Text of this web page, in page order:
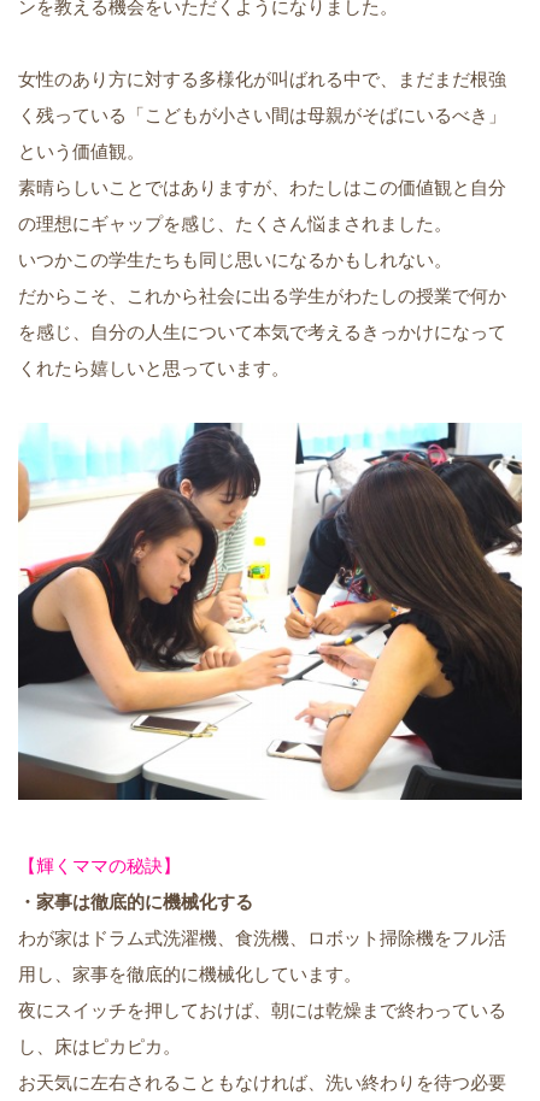
ンを教える機会をいただくようになりました。
女性のあり方に対する多様化が叫ばれる中で、まだまだ根強
く残っている「こどもが小さい間は母親がそばにいるべき」
という価値観。
素晴らしいことではありますが、わたしはこの価値観と自分
の理想にギャップを感じ、たくさん悩まされました。
いつかこの学生たちも同じ思いになるかもしれない。
だからこそ、これから社会に出る学生がわたしの授業で何か
を感じ、自分の人生について本気で考えるきっかけになって
くれたら嬉しいと思っています。
【輝くママの秘訣】
・家事は徹底的に機械化する
わが家はドラム式洗濯機、食洗機、ロボット掃除機をフル活
用し、家事を徹底的に機械化しています。
夜にスイッチを押しておけば、朝には乾燥まで終わっている
し、床はピカピカ。
お天気に左右されることもなければ、洗い終わりを待つ必要